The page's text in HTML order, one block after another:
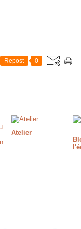
Repost 0
Atelier